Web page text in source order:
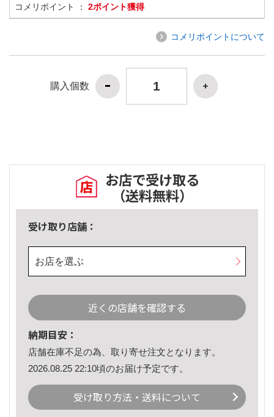
コメリポイント ： 2ポイント獲得
コメリポイントについて
購入個数
お店で受け取る
（送料無料）
受け取り店舗：
お店を選ぶ
近くの店舗を確認する
納期目安：
店舗在庫不足の為、取り寄せ注文となります。
2026.08.25 22:10頃のお届け予定です。
受け取り方法・送料について